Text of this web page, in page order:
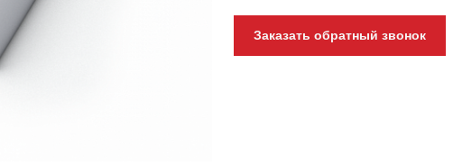
Заказать обратный звонок